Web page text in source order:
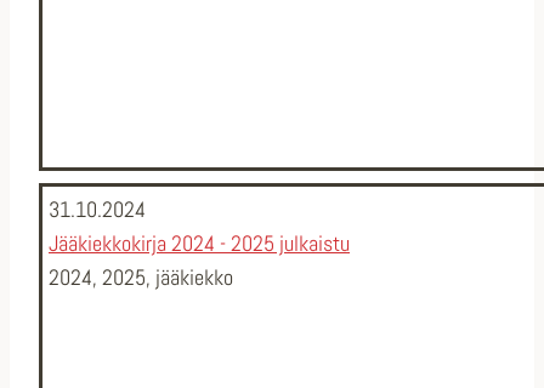
31.10.2024
Jääkiekkokirja 2024 - 2025 julkaistu
2024, 2025, jääkiekko